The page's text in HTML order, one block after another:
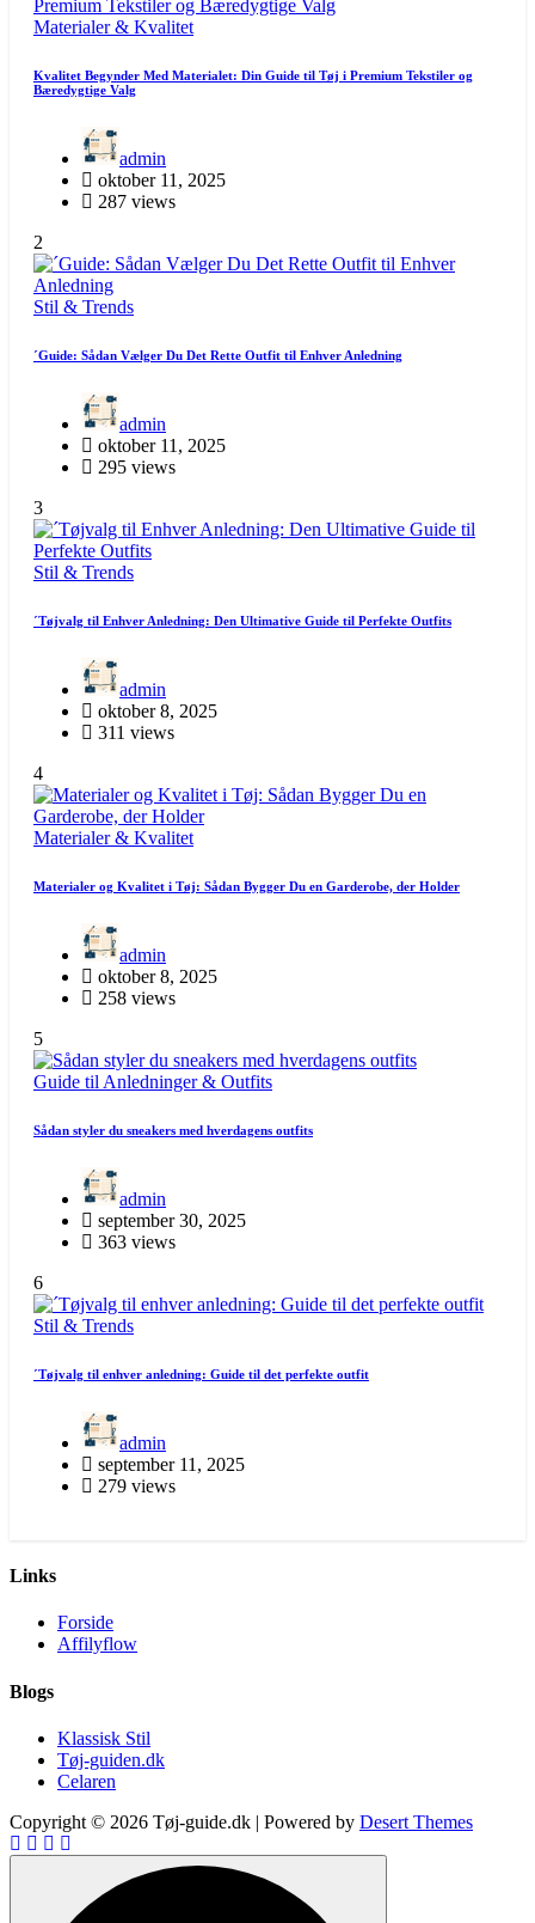
Materialer & Kvalitet
Kvalitet Begynder Med Materialet: Din Guide til Tøj i Premium Tekstiler og
Bæredygtige Valg
admin
oktober 11, 2025
287 views
2
Stil & Trends
´Guide: Sådan Vælger Du Det Rette Outfit til Enhver Anledning
admin
oktober 11, 2025
295 views
3
Stil & Trends
´Tøjvalg til Enhver Anledning: Den Ultimative Guide til Perfekte Outfits
admin
oktober 8, 2025
311 views
4
Materialer & Kvalitet
Materialer og Kvalitet i Tøj: Sådan Bygger Du en Garderobe, der Holder
admin
oktober 8, 2025
258 views
5
Guide til Anledninger & Outfits
Sådan styler du sneakers med hverdagens outfits
admin
september 30, 2025
363 views
6
Stil & Trends
´Tøjvalg til enhver anledning: Guide til det perfekte outfit
admin
september 11, 2025
279 views
Links
Forside
Affilyflow
Blogs
Klassisk Stil
Tøj-guiden.dk
Celaren
Copyright © 2026 Tøj-guide.dk | Powered by Desert Themes